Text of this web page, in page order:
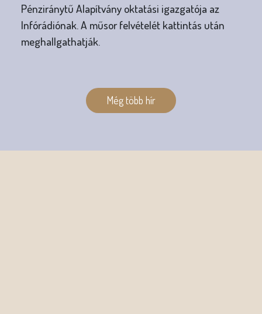
Pénziránytű Alapítvány oktatási igazgatója az
Infórádiónak. A műsor felvételét kattintás után
meghallgathatják.
l
Még több hír